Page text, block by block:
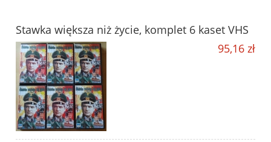
Stawka większa niż życie, komplet 6 kaset VHS
95,16 zł